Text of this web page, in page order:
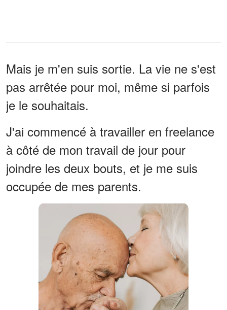
Mais je m'en suis sortie. La vie ne s'est
pas arrêtée pour moi, même si parfois
je le souhaitais.
J'ai commencé à travailler en freelance
à côté de mon travail de jour pour
joindre les deux bouts, et je me suis
occupée de mes parents.